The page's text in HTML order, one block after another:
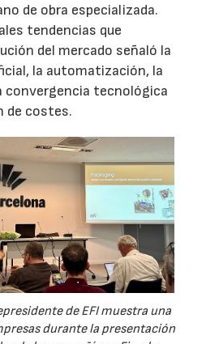
de obra especializada.
tendencias que
del mercado señaló la
la automatización, la
convergencia tecnológica
de costes.
de EFI muestra una
durante la presentación